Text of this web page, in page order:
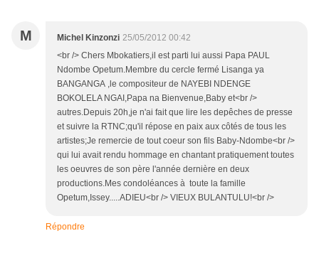
M Michel Kinzonzi 25/05/2012 00:42
<br /> Chers Mbokatiers,il est parti lui aussi Papa PAUL
Ndombe Opetum.Membre du cercle fermé Lisanga ya
BANGANGA ,le compositeur de NAYEBI NDENGE
BOKOLELA NGAI,Papa na Bienvenue,Baby et<br />
autres.Depuis 20h,je n'ai fait que lire les depêches de presse
et suivre la RTNC;qu'il répose en paix aux côtés de tous les
artistes;Je remercie de tout coeur son fils Baby-Ndombe<br />
qui lui avait rendu hommage en chantant pratiquement toutes
les oeuvres de son père l'année dernière en deux
productions.Mes condoléances à toute la famille
Opetum,Issey.....ADIEU<br /> VIEUX BULANTULU!<br />
Répondre